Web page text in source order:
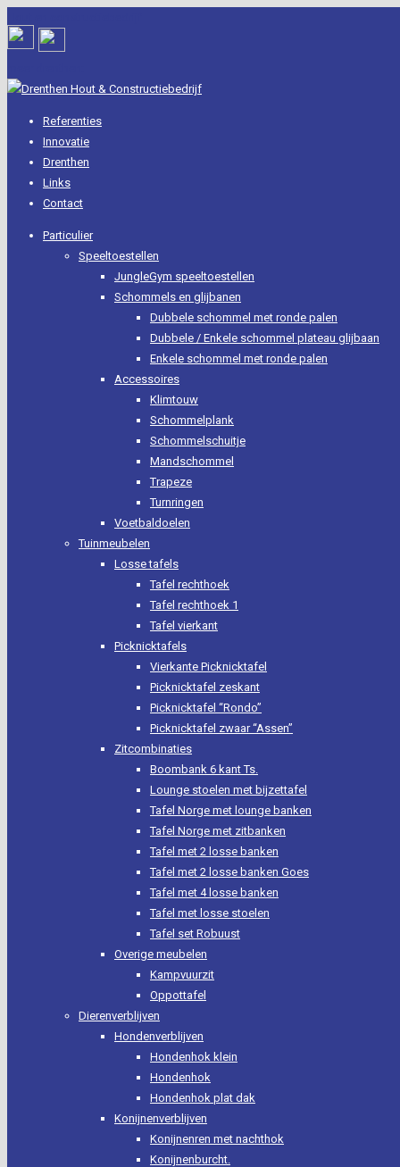
Referenties
Innovatie
Drenthen
Links
Contact
Particulier
Speeltoestellen
JungleGym speeltoestellen
Schommels en glijbanen
Dubbele schommel met ronde palen
Dubbele / Enkele schommel plateau glijbaan
Enkele schommel met ronde palen
Accessoires
Klimtouw
Schommelplank
Schommelschuitje
Mandschommel
Trapeze
Turnringen
Voetbaldoelen
Tuinmeubelen
Losse tafels
Tafel rechthoek
Tafel rechthoek 1
Tafel vierkant
Picknicktafels
Vierkante Picknicktafel
Picknicktafel zeskant
Picknicktafel “Rondo”
Picknicktafel zwaar “Assen”
Zitcombinaties
Boombank 6 kant Ts.
Lounge stoelen met bijzettafel
Tafel Norge met lounge banken
Tafel Norge met zitbanken
Tafel met 2 losse banken
Tafel met 2 losse banken Goes
Tafel met 4 losse banken
Tafel met losse stoelen
Tafel set Robuust
Overige meubelen
Kampvuurzit
Oppottafel
Dierenverblijven
Hondenverblijven
Hondenhok klein
Hondenhok
Hondenhok plat dak
Konijnenverblijven
Konijnenren met nachthok
Konijnenburcht.